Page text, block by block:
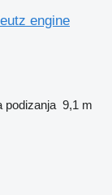
engine
podizanja 9,1 m